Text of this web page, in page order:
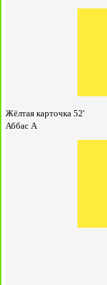
Жёлтая карточка 52'
Аббас А